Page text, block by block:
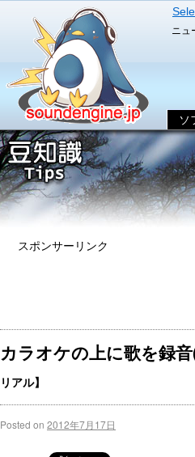
ニュ
ソ
スポンサーリンク
カラオケの上に歌を録
リアル】
Posted on 2012年7月17日